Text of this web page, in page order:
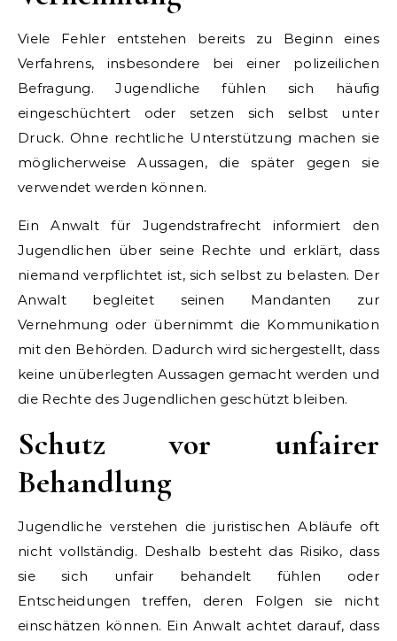
Viele Fehler entstehen bereits zu Beginn eines
Verfahrens, insbesondere bei einer polizeilichen
Befragung. Jugendliche fühlen sich häufig
eingeschüchtert oder setzen sich selbst unter
Druck. Ohne rechtliche Unterstützung machen sie
möglicherweise Aussagen, die später gegen sie
verwendet werden können.
Ein Anwalt für Jugendstrafrecht informiert den
Jugendlichen über seine Rechte und erklärt, dass
niemand verpflichtet ist, sich selbst zu belasten. Der
Anwalt begleitet seinen Mandanten zur
Vernehmung oder übernimmt die Kommunikation
mit den Behörden. Dadurch wird sichergestellt, dass
keine unüberlegten Aussagen gemacht werden und
die Rechte des Jugendlichen geschützt bleiben.
Schutz vor unfairer
Behandlung
Jugendliche verstehen die juristischen Abläufe oft
nicht vollständig. Deshalb besteht das Risiko, dass
sie sich unfair behandelt fühlen oder
Entscheidungen treffen, deren Folgen sie nicht
einschätzen können. Ein Anwalt achtet darauf, dass